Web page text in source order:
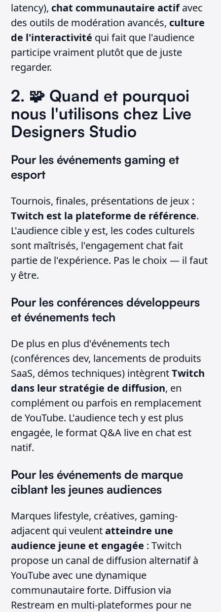
latency), chat communautaire actifavec
des outils de modération avancés, culture
de l'interactivité qui fait que l'audience
participe vraiment plutôt que de juste
regarder.
2. 🧩 Quand et pourquoi
nous l'utilisons chez Live
Designers Studio
Pour les événements gaming et
esport
Tournois, finales, présentations de jeux :
Twitch est la plateforme de référence.
L'audience cible y est, les codes culturels
sont maîtrisés, l'engagement chat fait
partie de l'expérience. Pas le choix — il faut
y être.
Pour les conférences développeurs
et événements tech
De plus en plus d'événements tech
(conférences dev, lancements de produits
SaaS, démos techniques) intègrentTwitch
dans leur stratégie de diffusion, en
complément ou parfois en remplacement
de YouTube. L'audience tech y est plus
engagée, le format Q&A live en chat est
natif.
Pour les événements de marque
ciblant les jeunes audiences
Marques lifestyle, créatives, gaming-
adjacent qui veulentatteindre une
audience jeune et engagée : Twitch
propose un canal de diffusion alternatif à
YouTube avec une dynamique
communautaire forte. Diffusion via
Restream en multi-plateformes pour ne